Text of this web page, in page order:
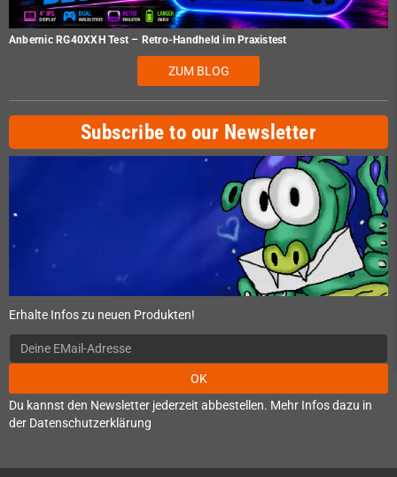
Anbernic RG40XXH Test – Retro-Handheld im Praxistest
ZUM BLOG
Subscribe to our Newsletter
Erhalte Infos zu neuen Produkten!
OK
Du kannst den Newsletter jederzeit abbestellen. Mehr Infos dazu in
der Datenschutzerklärung